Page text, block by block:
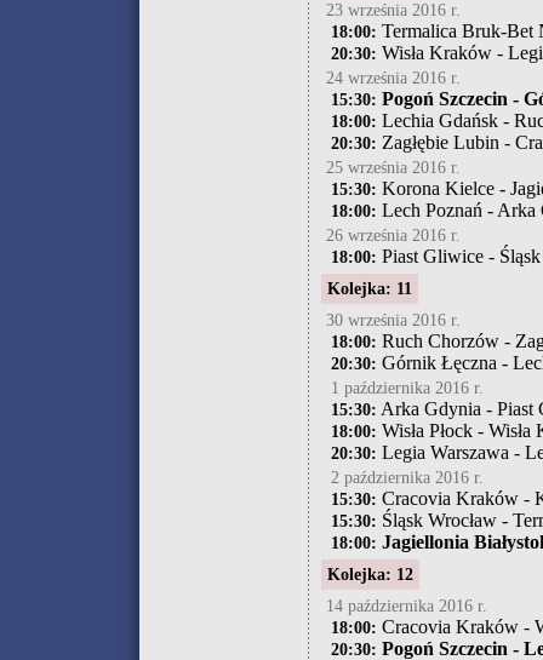
23 września 2016 r.
18:00: Termalica Bruk-Bet
20:30: Wisła Kraków -
24 września 2016 r.
15:30: Pogoń Szczecin -
18:00: Lechia Gdańsk -
20:30: Zagłębie Lubin -
25 września 2016 r.
15:30: Korona Kielce -
18:00: Lech Poznań - Arka
26 września 2016 r.
18:00: Piast Gliwice - Śląsk
Kolejka: 11
30 września 2016 r.
18:00: Ruch Chorzów -
20:30: Górnik Łęczna -
1 października 2016 r.
15:30: Arka Gdynia - Piast
18:00: Wisła Płock -
20:30: Legia Warszawa -
2 października 2016 r.
15:30: Cracovia Kraków -
15:30: Śląsk Wrocław -
18:00: Jagiellonia
Kolejka: 12
14 października 2016 r.
18:00: Cracovia Kraków -
20:30: Pogoń Szczecin -